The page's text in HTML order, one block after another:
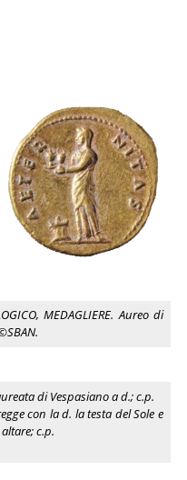
MEDAGLIERE. Aureo di
di Vespasiano a d.; c.p.
con la d. la testa del Sole e
c.p.